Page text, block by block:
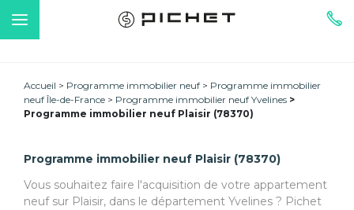
Accueil Programme immobilier neuf
Programme immobilier
neuf Île-de-France
Programme immobilier neuf Yvelines
Programme immobilier neuf Plaisir (78370)
Programme immobilier neuf Plaisir (78370)
Vous souhaitez faire l'acquisition de votre appartement
neuf sur Plaisir, dans le département Yvelines ? Pichet